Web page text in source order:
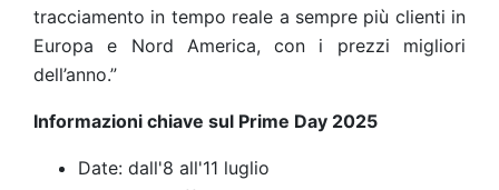
tracciamento in tempo reale a sempre più clienti in
Europa e Nord America, con i prezzi migliori
dell’anno.”
Informazioni chiave sul Prime Day 2025
Date: dall'8 all'11 luglio